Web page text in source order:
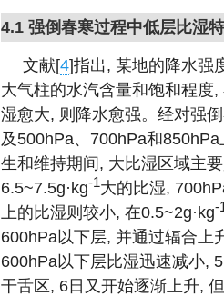
4.1 强倒春寒过程中低层比湿
文献[4]指出, 某地的降水强
大气柱的水汽含量和饱和程度
湿愈大, 则降水愈强。经对强
及500hPa、700hPa和
生和维持期间, 大比湿区域主
6.5~7.5g·kg-1大的比湿,
上的比湿则较小, 在0.5~2g·kg-
600hPa以下层, 并通过辐合上
600hPa以下层比湿迅速减小,
干舌区, 6日又开始逐渐上升,